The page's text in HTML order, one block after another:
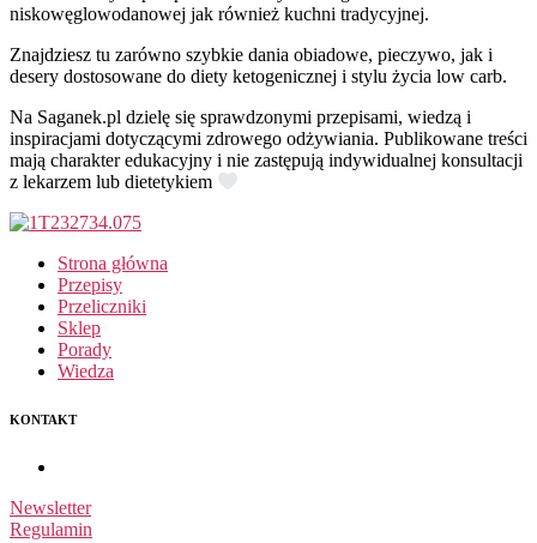
niskowęglowodanowej jak również kuchni tradycyjnej.
Znajdziesz tu zarówno szybkie dania obiadowe, pieczywo, jak i
desery dostosowane do diety ketogenicznej i stylu życia low carb.
Na Saganek.pl dzielę się sprawdzonymi przepisami, wiedzą i
inspiracjami dotyczącymi zdrowego odżywiania. Publikowane treści
mają charakter edukacyjny i nie zastępują indywidualnej konsultacji
z lekarzem lub dietetykiem
Strona główna
Przepisy
Przeliczniki
Sklep
Porady
Wiedza
KONTAKT
Newsletter
Regulamin